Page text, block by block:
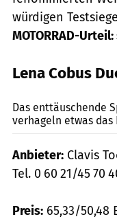
würdigen
MOTORRAD-
Lena Cobus
Das enttäuschende
verhageln etwas das
Anbieter: Clavis
Tel. 0 60 21/45 70
Preis: 65,33/50,48